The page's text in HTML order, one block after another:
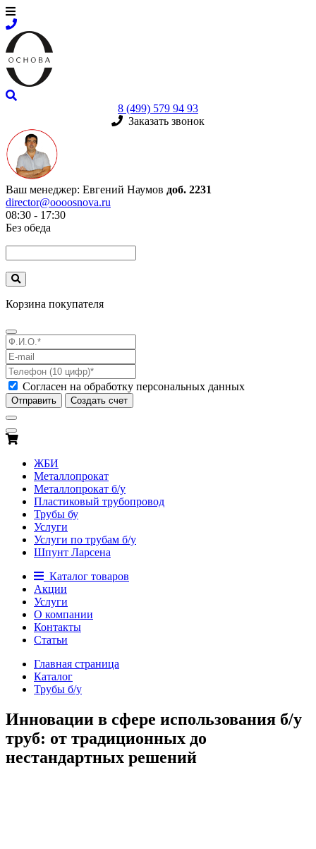
8 (499) 579 94 93
Заказать звонок
Ваш менеджер: Евгений Наумов доб. 2231
director@oooosnova.ru
08:30 - 17:30
Без обеда
Корзина покупателя
Согласен на обработку персональных данных
Отправить Создать счет
ЖБИ
Металлопрокат
Металлопрокат б/у
Пластиковый трубопровод
Трубы бу
Услуги
Услуги по трубам б/у
Шпунт Ларсена
Каталог товаров
Акции
Услуги
О компании
Контакты
Статьи
Главная страница
Каталог
Трубы б/у
Инновации в сфере использования б/у
труб: от традиционных до
нестандартных решений